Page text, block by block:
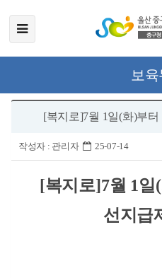
보
[복지로]7월 1일(화)부터
작성자 : 관리자 25-07-14
[복지로]7월 1일 (
선지급